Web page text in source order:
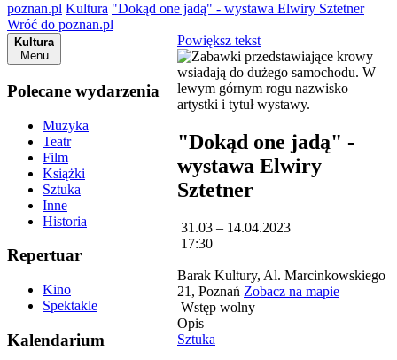
poznan.pl Kultura "Dokąd one jadą" - wystawa Elwiry Sztetner
Wróć do poznan.pl
Kultura
Menu
Polecane wydarzenia
Muzyka
Teatr
Film
Książki
Sztuka
Inne
Historia
Repertuar
Kino
Spektakle
Kalendarium
Powiększ tekst
"Dokąd one jadą" -
wystawa Elwiry
Sztetner
31.03 – 14.04.2023
17:30
Barak Kultury, Al. Marcinkowskiego
21, Poznań Zobacz na mapie
Wstęp wolny
Opis
Sztuka